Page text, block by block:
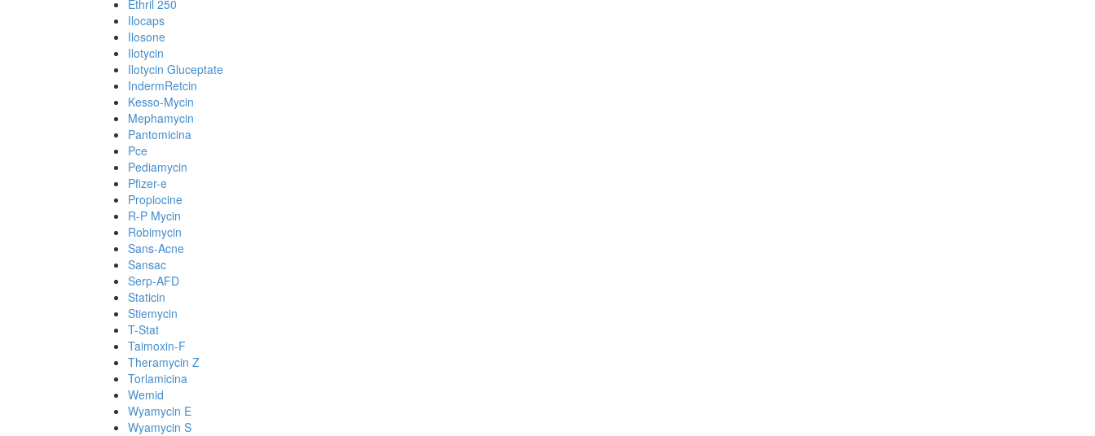
Ethril 250
Ilocaps
Ilosone
Ilotycin
Ilotycin Gluceptate
IndermRetcin
Kesso-Mycin
Mephamycin
Pantomicina
Pce
Pediamycin
Pfizer-e
Propiocine
R-P Mycin
Robimycin
Sans-Acne
Sansac
Serp-AFD
Staticin
Stiemycin
T-Stat
Taimoxin-F
Theramycin Z
Torlamicina
Wemid
Wyamycin E
Wyamycin S